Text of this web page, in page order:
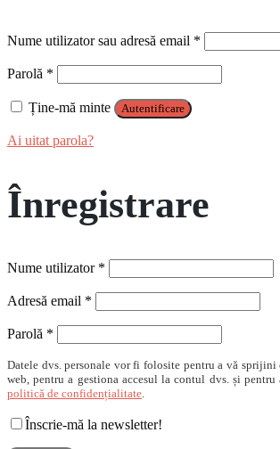
Nume utilizator sau adresă email *
Parolă *
Ține-mă minte Autentificare
Ai uitat parola?
Înregistrare
Nume utilizator *
Adresă email *
Parolă *
Datele dvs. personale vor fi folosite pentru a vă sprijini
web, pentru a gestiona accesul la contul dvs. și pentru
politică de confidențialitate.
Înscrie-mă la newsletter!